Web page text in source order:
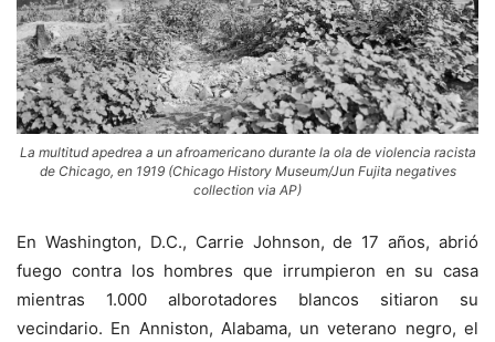
La multitud apedrea a un afroamericano durante la ola de violencia racista
de Chicago, en 1919 (Chicago History Museum/Jun Fujita negatives
collection via AP)
En Washington, D.C., Carrie Johnson, de 17 años, abrió
fuego contra los hombres que irrumpieron en su casa
mientras 1.000 alborotadores blancos sitiaron su
vecindario. En Anniston, Alabama, un veterano negro, el